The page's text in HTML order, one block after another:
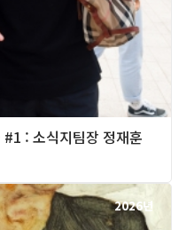
: 소식지팀장 정재훈
2026년